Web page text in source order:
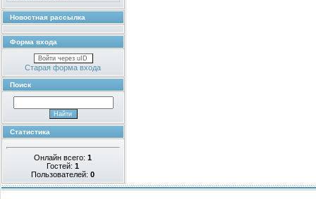
Новостная рассылка
Форма входа
Войти через uID
Старая форма входа
Поиск
Статистика
Онлайн всего:1
Гостей:1
Пользователей:0